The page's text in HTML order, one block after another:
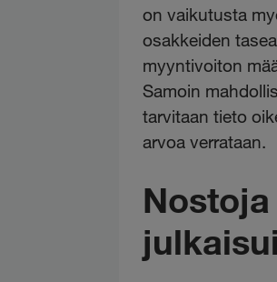
on vaikutusta
osakkeiden
myyntivoiton
Samoin
tarvitaan tieto
arvoa verrataan.